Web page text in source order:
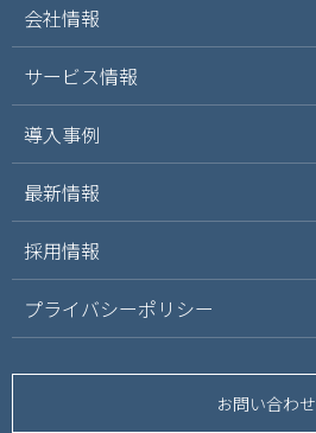
会社情報
サービス情報
導入事例
最新情報
採用情報
プライバシーポリシー
お問い合わせ